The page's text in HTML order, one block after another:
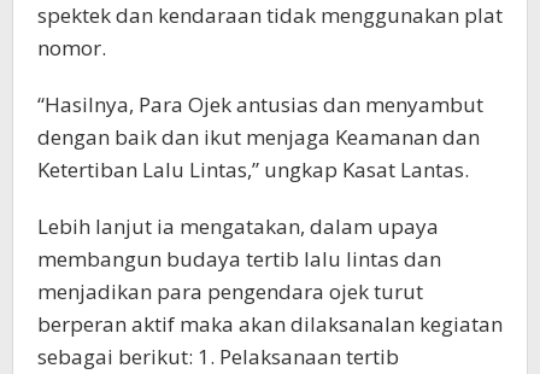
spektek dan kendaraan tidak menggunakan plat
nomor.
“Hasilnya, Para Ojek antusias dan menyambut
dengan baik dan ikut menjaga Keamanan dan
Ketertiban Lalu Lintas,” ungkap Kasat Lantas.
Lebih lanjut ia mengatakan, dalam upaya
membangun budaya tertib lalu lintas dan
menjadikan para pengendara ojek turut
berperan aktif maka akan dilaksanalan kegiatan
sebagai berikut: 1. Pelaksanaan tertib